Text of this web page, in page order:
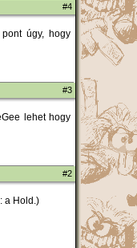
#4
úgy, hogy
#3
lehet hogy
#2
a Hold.)